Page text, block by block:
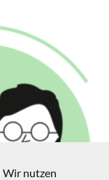
Wir nutzen